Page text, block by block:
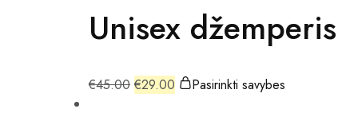
Unisex
€45.00 €29.00 Pasirinkti savybes